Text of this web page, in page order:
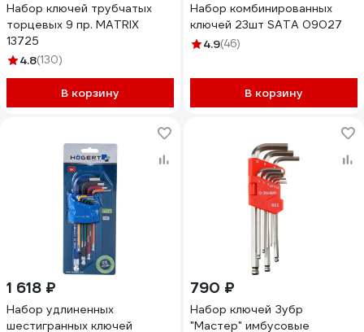
Набор ключей трубчатых
торцевых 9 пр. MATRIX
13725
4.8(130)
В корзину
Набор комбинированных
ключей 23шт SATA 09027
4.9(46)
В корзину
1 618 ₽
Набор удлиненных
шестигранных ключей
790 ₽
Набор ключей Зубр
"Мастер" имбусовые